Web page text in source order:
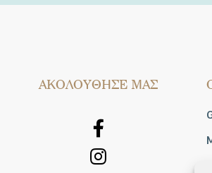
AΚΟΛΟΥΘΗΣΕ ΜΑΣ